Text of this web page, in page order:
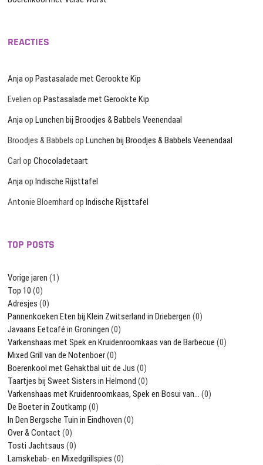
REACTIES
AnjaopPastasalade met Gerookte Kip
Evelien opPastasalade met Gerookte Kip
AnjaopLunchen bij Broodjes & Babbels Veenendaal
Broodjes & Babbels opLunchen bij Broodjes & Babbels Veenendaal
Carl opChocoladetaart
AnjaopIndische Rijsttafel
Antonie Bloemhard opIndische Rijsttafel
TOP POSTS
Vorige jaren (1)
Top 10 (0)
Adresjes (0)
Pannenkoeken Eten bij Klein Zwitserland in Driebergen (0)
Javaans Eetcafé in Groningen (0)
Varkenshaas met Spek en Kruidenroomkaas van de Barbecue (0)
Mixed Grill van de Notenboer(0)
Boerenkool met Gehaktbal uit de Jus (0)
Taartjes bij Sweet Sisters in Helmond (0)
Varkenshaas met Kruidenroomkaas, Spek en Bosui van… (0)
De Boeter in Zoutkamp (0)
In Den Bergsche Tuin in Eindhoven (0)
Over & Contact (0)
Tosti Jachtsaus (0)
Lamskebab- en Mixedgrillspies (0)